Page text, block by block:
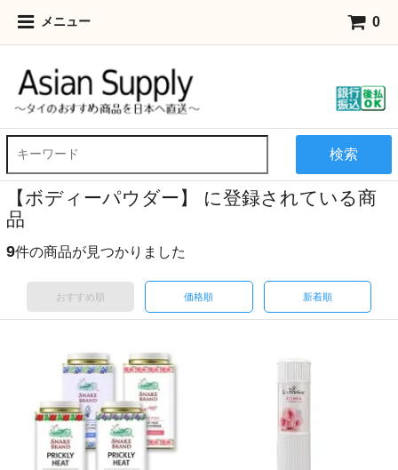
メニュー 0
検索
【ボディーパウダー】 に登録されている商
品
9件の商品が見つかりました
おすすめ順 価格順 新着順